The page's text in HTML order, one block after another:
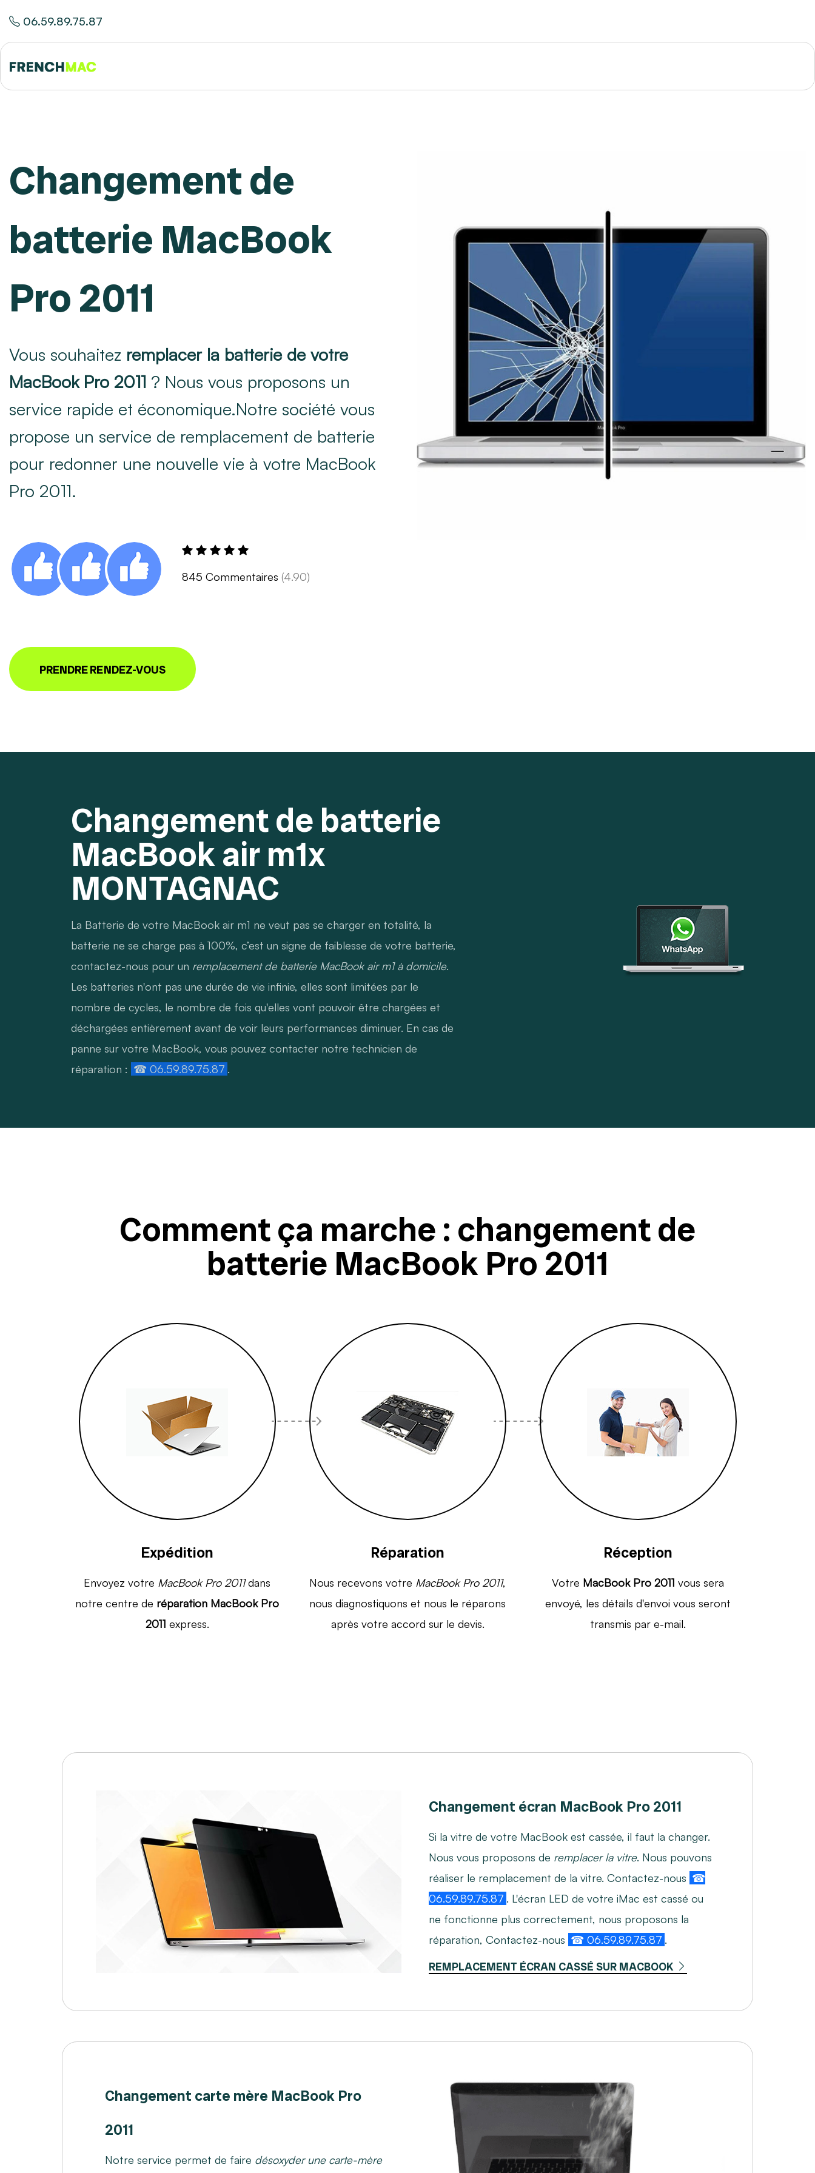
06.59.89.75.87
Changement de
batterie MacBook
Pro 2011
Vous souhaitez remplacer la batterie de votre
MacBook Pro 2011 ? Nous vous proposons un
service rapide et économique.Notre société vous
propose un service de remplacement de batterie
pour redonner une nouvelle vie à votre MacBook
Pro 2011.
845 Commentaires (4.90)
PRENDRE RENDEZ-VOUS
Changement de batterie
MacBook air m1x
MONTAGNAC
La Batterie de votre MacBook air m1 ne veut pas se charger en totalité, la
batterie ne se charge pas à 100%, c’est un signe de faiblesse de votre batterie,
contactez-nous pour un remplacement de batterie MacBook air m1 à domicile.
Les batteries n'ont pas une durée de vie infinie, elles sont limitées par le
nombre de cycles, le nombre de fois qu'elles vont pouvoir être chargées et
déchargées entièrement avant de voir leurs performances diminuer. En cas de
panne sur votre MacBook, vous pouvez contacter notre technicien de
réparation : ☎ 06.59.89.75.87 .
Comment ça marche : changement de
batterie MacBook Pro 2011
Expédition
Envoyez votre MacBook Pro 2011dans
notre centre de réparation MacBook Pro
2011 express.
Réparation
Nous recevons votre MacBook Pro 2011,
nous diagnostiquons et nous le réparons
après votre accord sur le devis.
Réception
Votre MacBook Pro 2011 vous sera
envoyé, les détails d'envoi vous seront
transmis par e-mail.
Changement écran MacBook Pro 2011
Si la vitre de votre MacBook est cassée, il faut la changer.
Nous vous proposons de remplacer la vitre. Nous pouvons
réaliser le remplacement de la vitre. Contactez-nous ☎
06.59.89.75.87 . L'écran LED de votre iMac est cassé ou
ne fonctionne plus correctement, nous proposons la
réparation, Contactez-nous ☎ 06.59.89.75.87 .
REMPLACEMENT ÉCRAN CASSÉ SUR MACBOOK
Changement carte mère MacBook Pro
2011
Notre service permet de faire désoxyder une carte-mère